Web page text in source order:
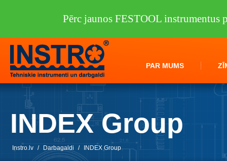
PAR MUMS
INDEX Group
Instro.lv / Darbagaldi / INDEX Group
Pērc jaunos FESTOOL instrumentus